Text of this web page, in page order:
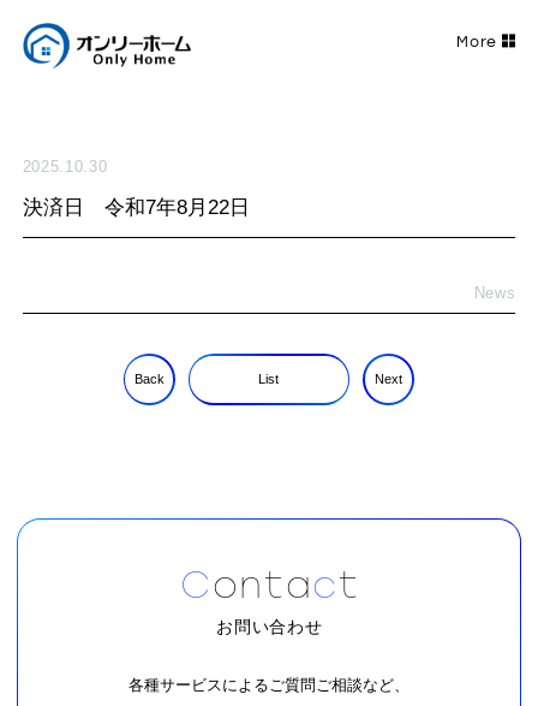
2025.10.30
決済日 令和7年8月22日
News
Back List Next
Contact
お問い合わせ
各種サービスによるご質問ご相談など、